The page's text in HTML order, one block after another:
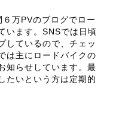
万PVのブログでロー
います。SNSでは日頃
しているので、チェッ
は主にロードバイクの
知らせしています。最
たいという方は定期的